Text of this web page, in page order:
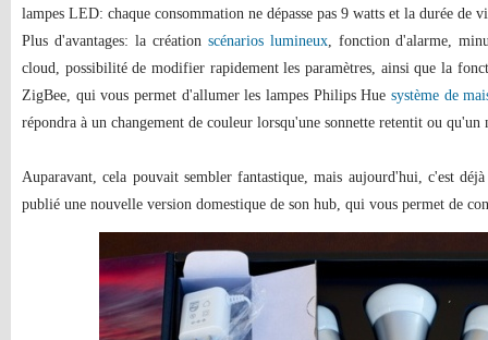
lampes LED: chaque consommation ne dépasse pas 9 watts et la durée de
Plus d'avantages: la création scénarios lumineux, fonction d'alarme,
cloud, possibilité de modifier rapidement les paramètres, ainsi que la
ZigBee, qui vous permet d'allumer les lampes Philips Hue système de
répondra à un changement de couleur lorsqu'une sonnette retentit ou
Auparavant, cela pouvait sembler fantastique, mais aujourd'hui, c'est
publié une nouvelle version domestique de son hub, qui vous permet de